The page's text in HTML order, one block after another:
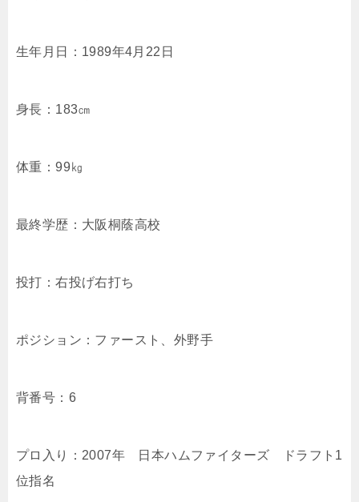
生年月日：1989年4月22日
身長：183㎝
体重：99㎏
最終学歴：大阪桐蔭高校
投打：右投げ右打ち
ポジション：ファースト、外野手
背番号：6
プロ入り：2007年 日本ハムファイターズ ドラフト1
位指名